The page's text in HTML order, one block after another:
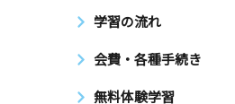
学習の流れ
会費・各種手続き
無料体験学習